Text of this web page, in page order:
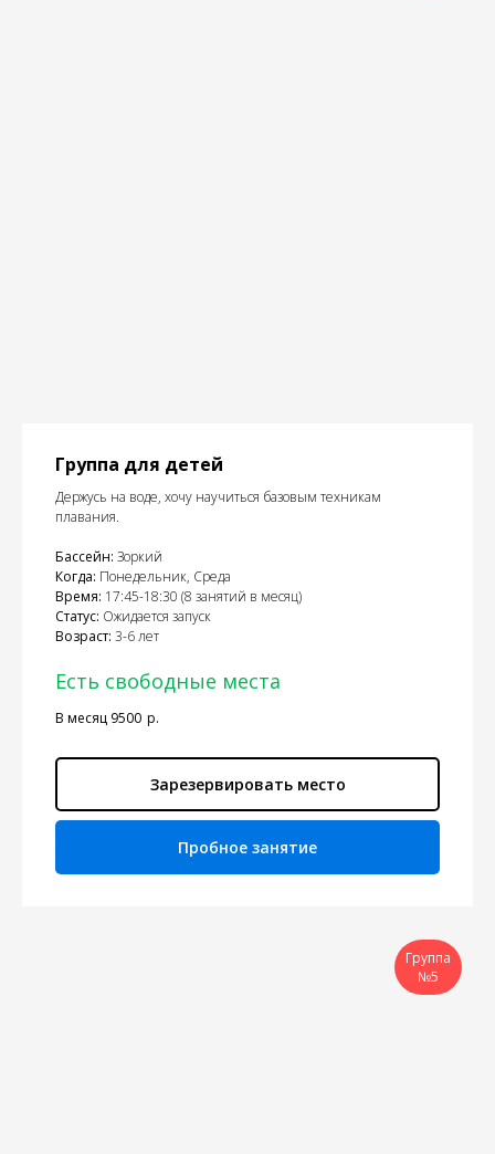
Группа для детей
Держусь на воде, хочу научиться базовым техникам
плавания.
Бассейн: Зоркий
Когда: Понедельник, Среда
Время: 17:45-18:30 (8 занятий в месяц)
Статус: Ожидается запуск
Возраст: 3-6 лет
Есть свободные места
В месяц 9500 р.
Зарезервировать место
Пробное занятие
Группа
№5